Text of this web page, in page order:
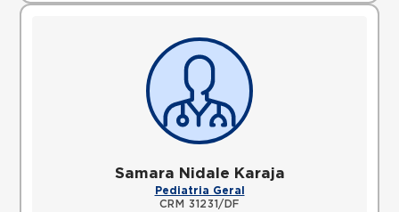
Samara Nidale Karaja
Pediatria Geral
CRM 31231/DF